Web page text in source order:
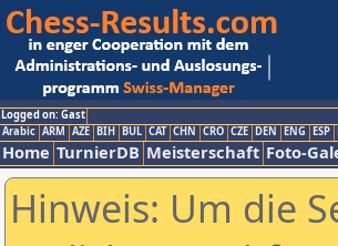
Logged on: Gast
Arabic ARM AZE BIH BUL CAT CHN CRO CZE DEN ENG ESP
Home TurnierDB Meisterschaft Foto-
Hinweis: Um die